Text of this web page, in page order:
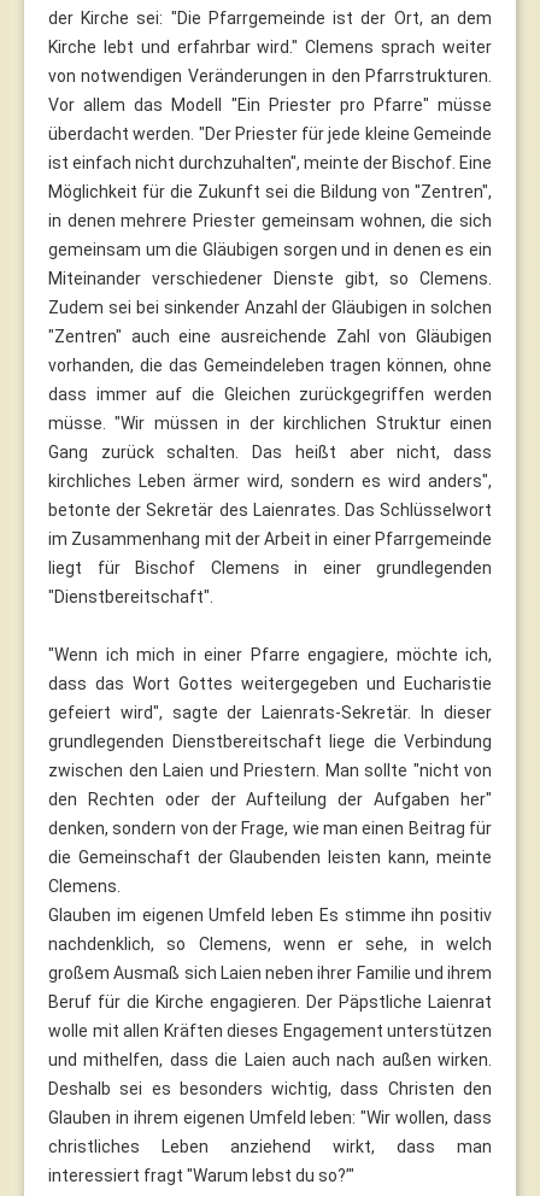
der Kirche sei: "Die Pfarrgemeinde ist der Ort, an dem
Kirche lebt und erfahrbar wird." Clemens sprach weiter
von notwendigen Veränderungen in den Pfarrstrukturen.
Vor allem das Modell "Ein Priester pro Pfarre" müsse
überdacht werden. "Der Priester für jede kleine Gemeinde
ist einfach nicht durchzuhalten", meinte der Bischof. Eine
Möglichkeit für die Zukunft sei die Bildung von "Zentren",
in denen mehrere Priester gemeinsam wohnen, die sich
gemeinsam um die Gläubigen sorgen und in denen es ein
Miteinander verschiedener Dienste gibt, so Clemens.
Zudem sei bei sinkender Anzahl der Gläubigen in solchen
"Zentren" auch eine ausreichende Zahl von Gläubigen
vorhanden, die das Gemeindeleben tragen können, ohne
dass immer auf die Gleichen zurückgegriffen werden
müsse. "Wir müssen in der kirchlichen Struktur einen
Gang zurück schalten. Das heißt aber nicht, dass
kirchliches Leben ärmer wird, sondern es wird anders",
betonte der Sekretär des Laienrates. Das Schlüsselwort
im Zusammenhang mit der Arbeit in einer Pfarrgemeinde
liegt für Bischof Clemens in einer grundlegenden
"Dienstbereitschaft".
"Wenn ich mich in einer Pfarre engagiere, möchte ich,
dass das Wort Gottes weitergegeben und Eucharistie
gefeiert wird", sagte der Laienrats-Sekretär. In dieser
grundlegenden Dienstbereitschaft liege die Verbindung
zwischen den Laien und Priestern. Man sollte "nicht von
den Rechten oder der Aufteilung der Aufgaben her"
denken, sondern von der Frage, wie man einen Beitrag für
die Gemeinschaft der Glaubenden leisten kann, meinte
Clemens.
Glauben im eigenen Umfeld leben Es stimme ihn positiv
nachdenklich, so Clemens, wenn er sehe, in welch
großem Ausmaß sich Laien neben ihrer Familie und ihrem
Beruf für die Kirche engagieren. Der Päpstliche Laienrat
wolle mit allen Kräften dieses Engagement unterstützen
und mithelfen, dass die Laien auch nach außen wirken.
Deshalb sei es besonders wichtig, dass Christen den
Glauben in ihrem eigenen Umfeld leben: "Wir wollen, dass
christliches Leben anziehend wirkt, dass man
interessiert fragt "Warum lebst du so?’"